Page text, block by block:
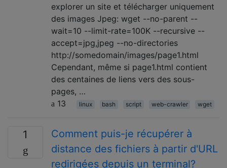
explorer un site et télécharger uniquement
des images Jpeg: wget --no-parent --
wait=10 --limit-rate=100K --recursive --
accept=jpg,jpeg --no-directories
http://somedomain/images/page1.html
Cependant, même si page1.html contient
des centaines de liens vers des sous-
pages, …
13
linux bash script web-crawler wget
1
Comment puis-je récupérer à
distance des fichiers à partir d'URL
redirigées depuis un terminal?